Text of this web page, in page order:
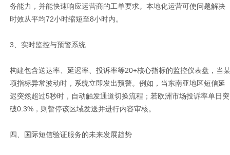
务能力，并能快速响应运营商的工单要求。本地化运营可使问题解决
时效从平均72小时缩短至8小时内。
3、实时监控与预警系统
构建包含送达率、延迟率、投诉率等20+核心指标的监控仪表盘，当某
项指标异常波动时，系统立即发出预警。例如，当东南亚地区短信延
迟突然超过5秒时，自动触发通道切换流程；若欧洲市场投诉率单日突
破0.3%，则暂停该区域发送并进行内容审核。
四、国际短信验证服务的未来发展趋势